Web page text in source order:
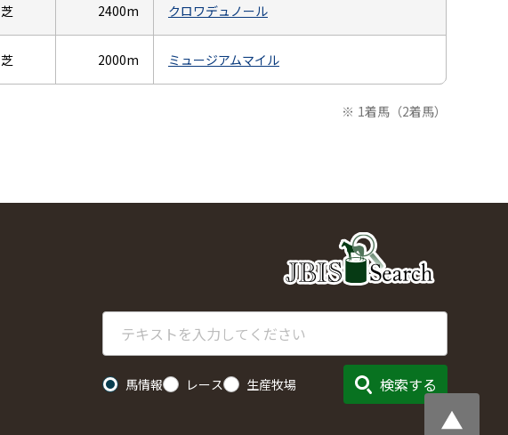
芝 2400m クロワデュノール
芝 2000m ミュージアムマイル
※ 1着馬（2着馬）
トップへ
馬情報 レース 生産牧場 検索する